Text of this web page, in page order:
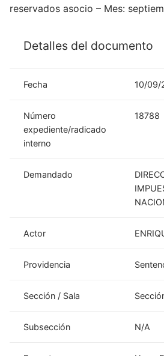
reservados asocio – Mes:
Detalles del documento
Fecha 10/09/
Número
expediente/radicado
interno
18788
Demandado
Actor
Providencia
Sección / Sala
Subsección N/A